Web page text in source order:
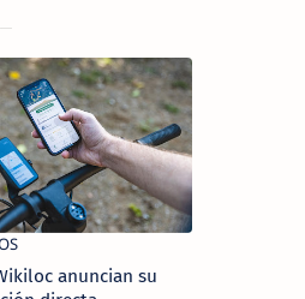
anuncian su